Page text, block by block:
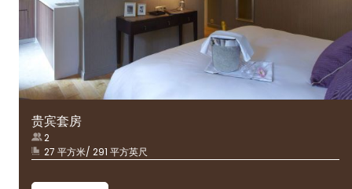
贵宾套房
2
27 平方米/ 291 平方英尺